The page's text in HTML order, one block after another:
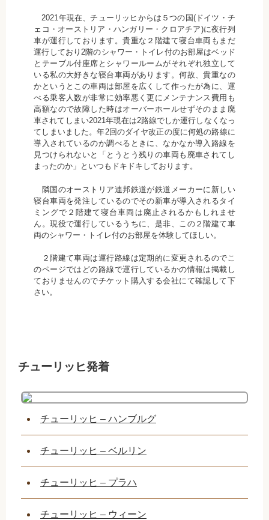
2021年現在、チューリッヒからは５つの国(ドイツ・チ
ェコ・オーストリア・ハンガリー・クロアチア)に夜行列
車が運行しております。貴重な２階建て寝台車両もまだ
運行しており2階のシャワー・トイレ付のお部屋はベッド
とテーブル付座席とシャワールームがそれぞれ独立して
いる私の大好きな寝台車両があります。何故、貴重なの
かというとこの車両は部屋を広くして作ったが為に、運
べる乗客人数が非常に効率悪く更にメンテナンス費用も
高額なので故障した時はオーバーホールせずそのまま廃
車されてしまい2021年現在は2路線でしか運行しなくなっ
てしまいました。年2回のダイヤ改正の度に何処の路線に
導入されているのか調べるときに、なかなか導入路線を
見つけられないと「とうとう残りの車両も廃車されてし
まったのか」といつもドキドキしております。
隣国のオーストリア連邦鉄道が鉄道メーカーに新しい
寝台車両を発注しているのでその新車が導入されるタイ
ミングで２階建て寝台車両は廃止されるかもしれませ
ん。現役で運行しているうちに、是非、この２階建て車
両のシャワー・トイレ付のお部屋を体験してほしい。
２階建て車両は運行路線は定期的に変更されるのでこ
のページではどの路線で運行しているかの情報は掲載し
ておりませんのでチケット購入する会社にて確認して下
さい。
チューリッヒ発着
チューリッヒ – ハンブルグ
チューリッヒ – ベルリン
チューリッヒ – プラハ
チューリッヒ – ウィーン